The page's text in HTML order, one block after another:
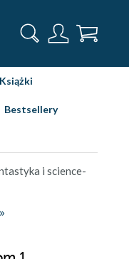
Książki
Bestsellery
i science-